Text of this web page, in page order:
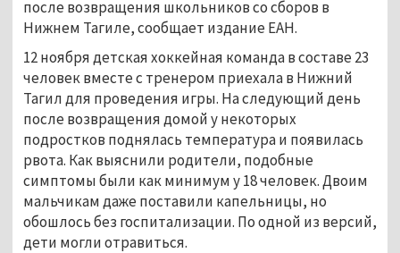
после возвращения школьников со сборов в
Нижнем Тагиле, сообщает издание ЕАН.
12 ноября детская хоккейная команда в составе 23
человек вместе с тренером приехала в Нижний
Тагил для проведения игры. На следующий день
после возвращения домой у некоторых
подростков поднялась температура и появилась
рвота. Как выяснили родители, подобные
симптомы были как минимум у 18 человек. Двоим
мальчикам даже поставили капельницы, но
обошлось без госпитализации. По одной из версий,
дети могли отравиться.